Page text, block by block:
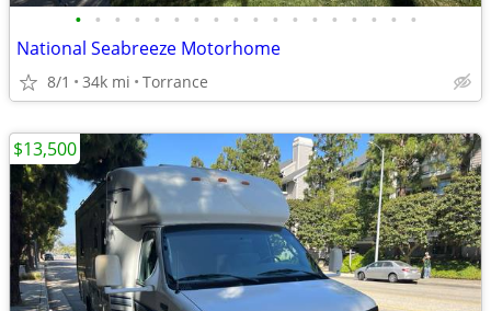
• • • • • • • • • • • • • • • • • •
National Seabreeze Motorhome
8/1 34k mi Torrance
$13,500